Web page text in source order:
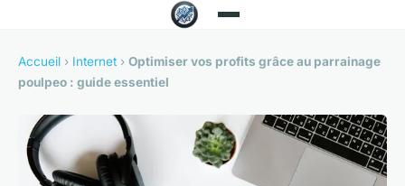
Accueil › Internet › Optimiser vos profits grâce au parrainage
poulpeo : guide essentiel